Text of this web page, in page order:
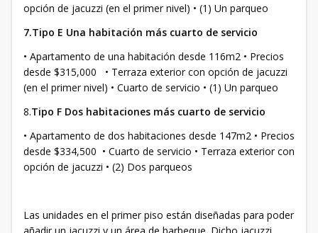
opción de jacuzzi (en el primer nivel) • (1) Un parqueo
7.Tipo E Una habitación más cuarto de servicio
• Apartamento de una habitación desde 116m2 • Precios
desde $315,000 • Terraza exterior con opción de jacuzzi
(en el primer nivel) • Cuarto de servicio • (1) Un parqueo
8.Tipo F Dos habitaciones más cuarto de servicio
• Apartamento de dos habitaciones desde 147m2 • Precios
desde $334,500 • Cuarto de servicio • Terraza exterior con
opción de jacuzzi • (2) Dos parqueos
Las unidades en el primer piso están diseñadas para poder
añadir un jacuzzi y un área de barbeque. Dicho jacuzzi